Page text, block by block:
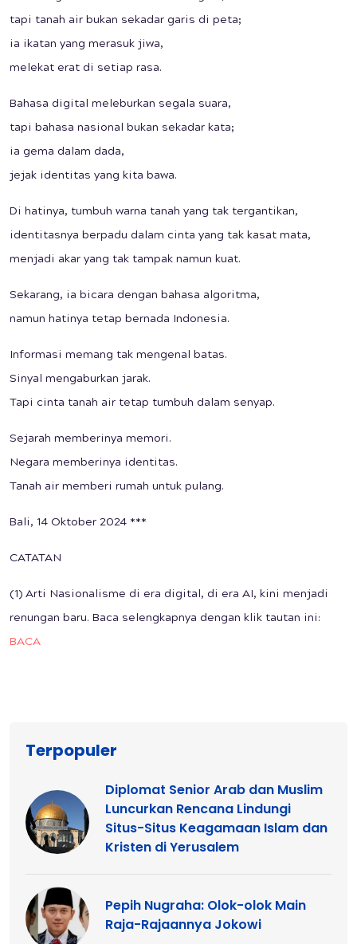
tapi tanah air bukan sekadar garis di peta;
ia ikatan yang merasuk jiwa,
melekat erat di setiap rasa.
Bahasa digital meleburkan segala suara,
tapi bahasa nasional bukan sekadar kata;
ia gema dalam dada,
jejak identitas yang kita bawa.
Di hatinya, tumbuh warna tanah yang tak tergantikan,
identitasnya berpadu dalam cinta yang tak kasat mata,
menjadi akar yang tak tampak namun kuat.
Sekarang, ia bicara dengan bahasa algoritma,
namun hatinya tetap bernada Indonesia.
Informasi memang tak mengenal batas.
Sinyal mengaburkan jarak.
Tapi cinta tanah air tetap tumbuh dalam senyap.
Sejarah memberinya memori.
Negara memberinya identitas.
Tanah air memberi rumah untuk pulang.
Bali, 14 Oktober 2024 ***
CATATAN
(1) Arti Nasionalisme di era digital, di era AI, kini menjadi
renungan baru. Baca selengkapnya dengan klik tautan ini:
BACA
Terpopuler
Diplomat Senior Arab dan Muslim
Luncurkan Rencana Lindungi
Situs-Situs Keagamaan Islam dan
Kristen di Yerusalem
Pepih Nugraha: Olok-olok Main
Raja-Rajaannya Jokowi